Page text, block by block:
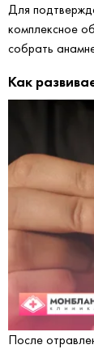
Для
комплексное
собрать
Как
После